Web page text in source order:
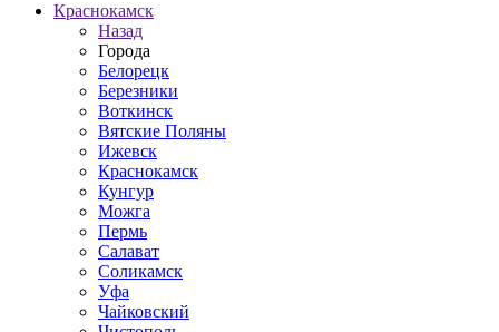
Краснокамск
Назад
Города
Белорецк
Березники
Воткинск
Вятские Поляны
Ижевск
Краснокамск
Кунгур
Можга
Пермь
Салават
Соликамск
Уфа
Чайковский